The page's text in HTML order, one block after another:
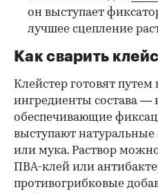
он выступает
лучшее сцепление
Как сварить
Клейстер готовят
ингредиенты состава —
обеспечивающие
выступают
или мука. Раствор
ПВА-клей или
противогрибковые